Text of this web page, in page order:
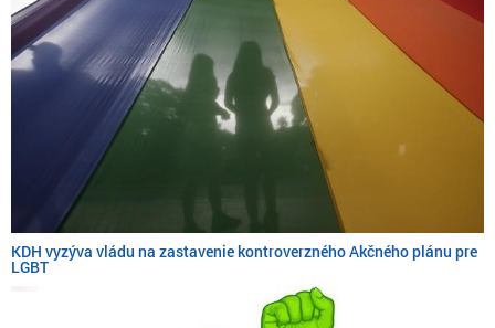
KDH vyzýva vládu na zastavenie kontroverzného Akčného plánu pre
LGBT